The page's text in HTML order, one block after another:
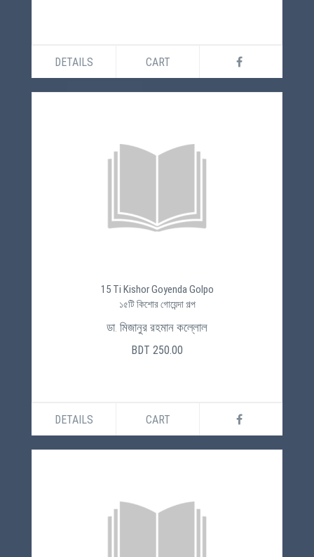
DETAILS CART
15 Ti Kishor Goyenda Golpo
১৫টি কিশোর গোয়েন্দা গল্প
ডা. মিজানুর রহমান কল্লোল
BDT 250.00
DETAILS CART